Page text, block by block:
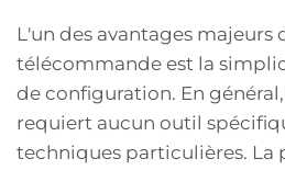
L'un des avantages majeurs
télécommande est la
de configuration. En
requiert aucun outil
techniques particulières. La